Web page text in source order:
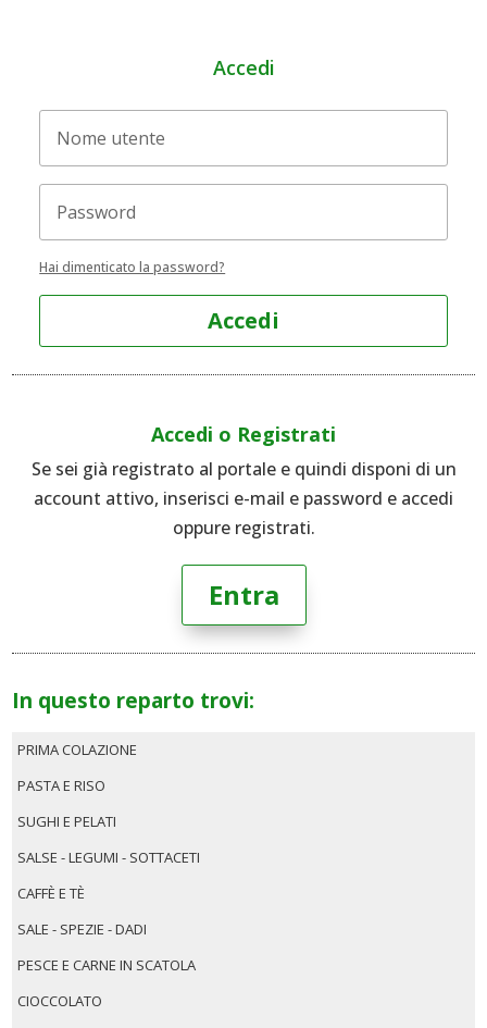
Accedi
Hai dimenticato la password?
Accedi
Accedi o Registrati
Se sei già registrato al portale e quindi disponi di un
account attivo, inserisci e-mail e password e accedi
oppure registrati.
Entra
In questo reparto trovi:
PRIMA COLAZIONE
PASTA E RISO
SUGHI E PELATI
SALSE - LEGUMI - SOTTACETI
CAFFÈ E TÈ
SALE - SPEZIE - DADI
PESCE E CARNE IN SCATOLA
CIOCCOLATO